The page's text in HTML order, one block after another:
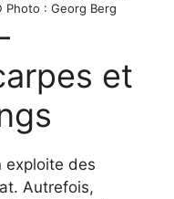
: Georg Berg
et
exploite des
Autrefois,